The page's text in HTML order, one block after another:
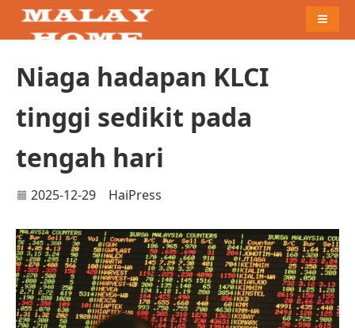
Niaga hadapan KLCI
tinggi sedikit pada
tengah hari
2025-12-29 HaiPress